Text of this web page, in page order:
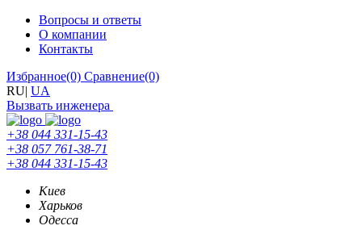
Вопросы и ответы
О компании
Контакты
Избранное(0) Сравнение(0)
RU| UA
Вызвать инженера
+38 044 331-15-43
+38 057 761-38-71
+38 044 331-15-43
Киев
Харьков
Одесса